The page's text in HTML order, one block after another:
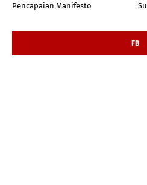
Pencapaian Manifesto
FB